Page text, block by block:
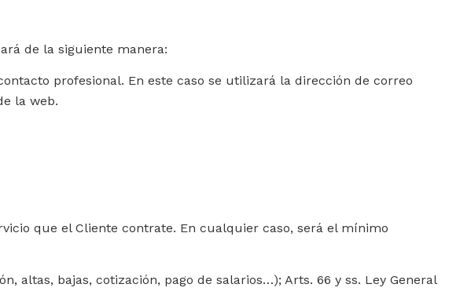
de la siguiente manera:
profesional. En este caso se utilizará la dirección de correo
la web.
que el Cliente contrate. En cualquier caso, será el mínimo
altas, bajas, cotización, pago de salarios…); Arts. 66 y ss. Ley General